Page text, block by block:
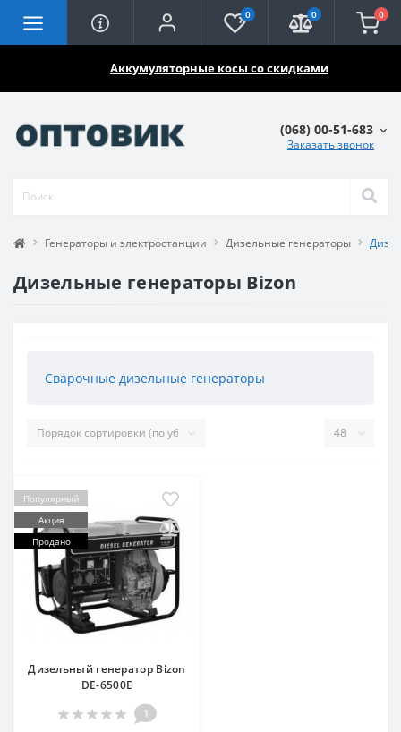
Аккумуляторные косы со скидками
0 0 0
(068) 00-51-683
Заказать звонок
Генераторы и электростанции Дизельные генераторы
Дизельные генераторы Bizon
Сварочные дизельные генераторы
Популярный
Акция
Продано
Дизельный генератор Bizon
DЕ-6500Е
1